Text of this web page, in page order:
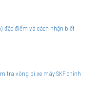
đặc điểm và cách nhận biết
tra vòng bi xe máy SKF chính